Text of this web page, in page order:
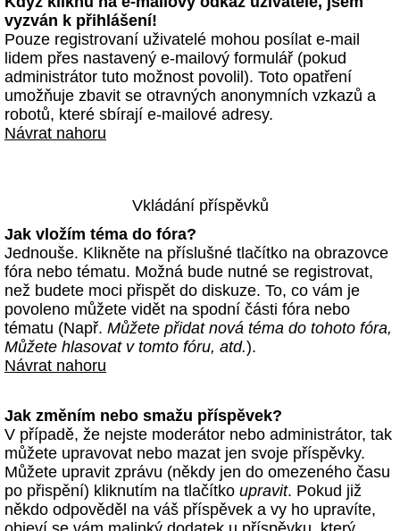
vyzván k přihlášení!
Pouze registrovaní uživatelé mohou posílat e-mail
lidem přes nastavený e-mailový formulář (pokud
administrátor tuto možnost povolil). Toto opatření
umožňuje zbavit se otravných anonymních vzkazů a
robotů, které sbírají e-mailové adresy.
Návrat nahoru
Vkládání příspěvků
Jak vložím téma do fóra?
Jednouše. Klikněte na příslušné tlačítko na obrazovce
fóra nebo tématu. Možná bude nutné se registrovat,
než budete moci přispět do diskuze. To, co vám je
povoleno můžete vidět na spodní části fóra nebo
tématu (Např. Můžete přidat nová téma do tohoto fóra,
Můžete hlasovat v tomto fóru, atd.).
Návrat nahoru
Jak změním nebo smažu příspěvek?
V případě, že nejste moderátor nebo administrátor, tak
můžete upravovat nebo mazat jen svoje příspěvky.
Můžete upravit zprávu (někdy jen do omezeného času
po přispění) kliknutím na tlačítko upravit. Pokud již
někdo odpověděl na váš příspěvek a vy ho upravíte,